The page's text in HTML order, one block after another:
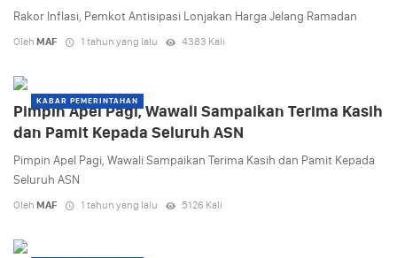
Rakor Inflasi, Pemkot Antisipasi Lonjakan Harga Jelang Ramadan
Oleh MAF 1 tahun yang lalu 4383 Kali
KABAR PEMERINTAHAN
Pimpin Apel Pagi, Wawali Sampaikan Terima Kasih
dan Pamit Kepada Seluruh ASN
Pimpin Apel Pagi, Wawali Sampaikan Terima Kasih dan Pamit Kepada
Seluruh ASN
Oleh MAF 1 tahun yang lalu 5126 Kali